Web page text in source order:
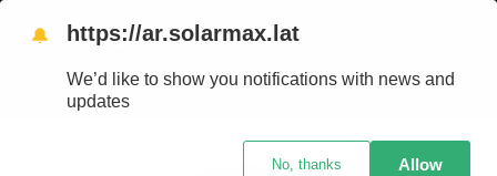
12 CUOTAS SIN INTERÉS
🔔 https://ar.solarmax.lat
We’d like to show you notifications with news and
updates
No, thanks Allow